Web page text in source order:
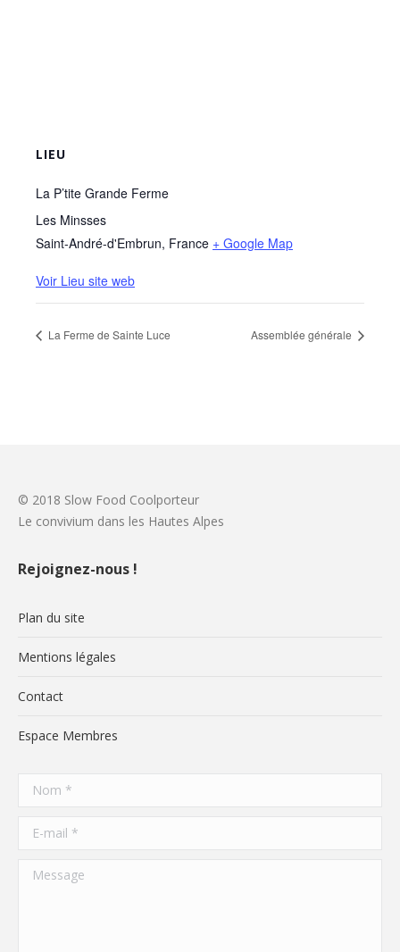
LIEU
La P’tite Grande Ferme
Les Minsses
Saint-André-d'Embrun, France + Google Map
Voir Lieu site web
La Ferme de Sainte Luce Assemblée générale
© 2018 Slow Food Coolporteur
Le convivium dans les Hautes Alpes
Rejoignez-nous !
Plan du site
Mentions légales
Contact
Espace Membres
Nom *
E-mail *
Message